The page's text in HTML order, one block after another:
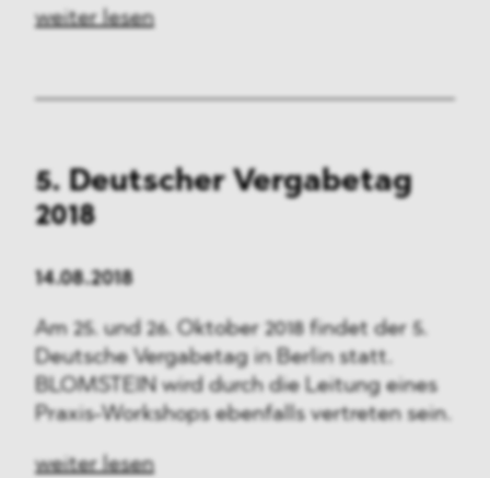
weiter lesen
5. Deutscher Vergabetag
2018
14.08.2018
Am 25. und 26. Oktober 2018 findet der 5.
Deutsche Vergabetag in Berlin statt.
BLOMSTEIN wird durch die Leitung eines
Praxis-Workshops ebenfalls vertreten sein.
weiter lesen